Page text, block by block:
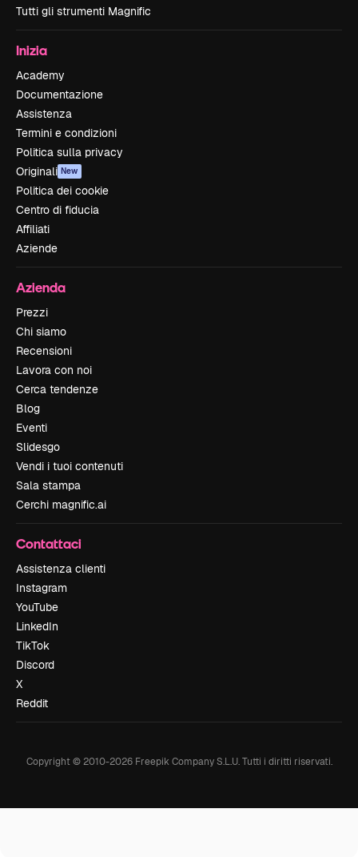
Tutti gli strumenti Magnific
Inizia
Academy
Documentazione
Assistenza
Termini e condizioni
Politica sulla privacy
Originali New
Politica dei cookie
Centro di fiducia
Affiliati
Aziende
Azienda
Prezzi
Chi siamo
Recensioni
Lavora con noi
Cerca tendenze
Blog
Eventi
Slidesgo
Vendi i tuoi contenuti
Sala stampa
Cerchi magnific.ai
Contattaci
Assistenza clienti
Instagram
YouTube
LinkedIn
TikTok
Discord
X
Reddit
Copyright © 2010-2026Freepik Company S.L.U. Tutti i diritti riservati.